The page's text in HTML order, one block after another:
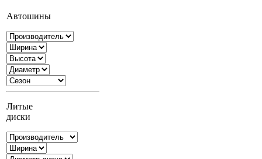
Автошины
Литые
диски